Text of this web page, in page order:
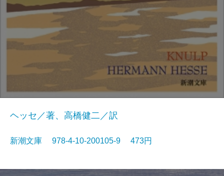
ヘッセ／著、高橋健二／訳
新潮文庫 978-4-10-200105-9 473円